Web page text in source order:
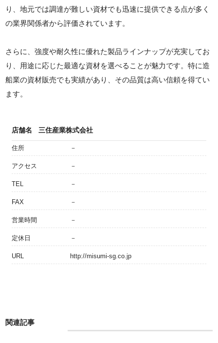
り、地元では調達が難しい資材でも迅速に提供できる点が多く
の業界関係者から評価されています。
さらに、強度や耐久性に優れた製品ラインナップが充実してお
り、用途に応じた最適な資材を選べることが魅力です。特に造
船業の資材販売でも実績があり、その品質は高い信頼を得てい
ます。
店舗名 三住産業株式会社
住所 －
アクセス －
TEL －
FAX －
営業時間 －
定休日 －
URL http://misumi-sg.co.jp
関連記事